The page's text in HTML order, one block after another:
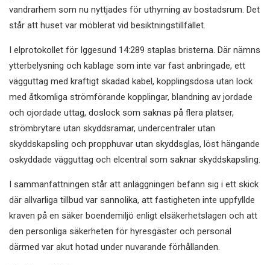
vandrarhem som nu nyttjades för uthyrning av bostadsrum. Det
står att huset var möblerat vid besiktningstillfället.
I elprotokollet för Iggesund 14:289 staplas bristerna. Där nämns
ytterbelysning och kablage som inte var fast anbringade, ett
vägguttag med kraftigt skadad kabel, kopplingsdosa utan lock
med åtkomliga strömförande kopplingar, blandning av jordade
och ojordade uttag, doslock som saknas på flera platser,
strömbrytare utan skyddsramar, undercentraler utan
skyddskapsling och propphuvar utan skyddsglas, löst hängande
oskyddade vägguttag och elcentral som saknar skyddskapsling.
I sammanfattningen står att anläggningen befann sig i ett skick
där allvarliga tillbud var sannolika, att fastigheten inte uppfyllde
kraven på en säker boendemiljö enligt elsäkerhetslagen och att
den personliga säkerheten för hyresgäster och personal
därmed var akut hotad under nuvarande förhållanden.